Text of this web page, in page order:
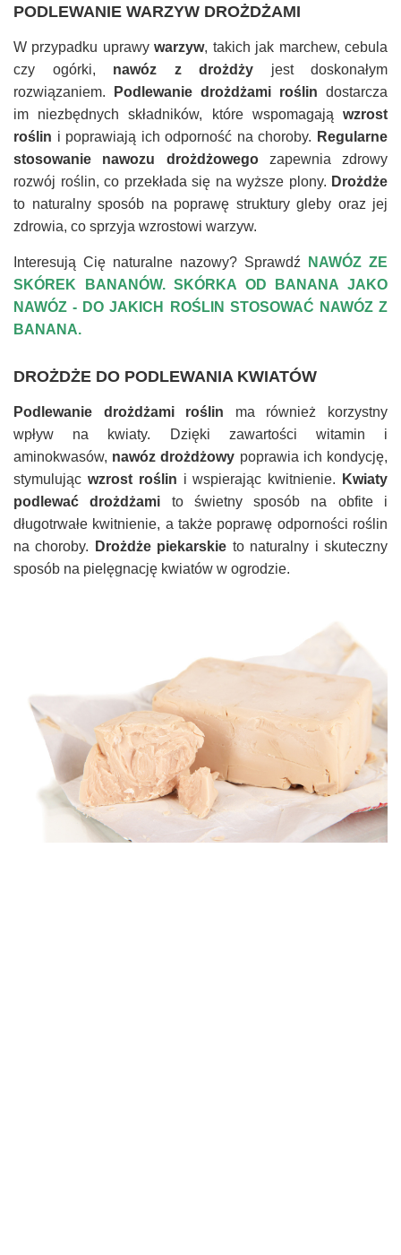
PODLEWANIE WARZYW DROŻDŻAMI
W przypadku uprawywarzyw, takich jak marchew, cebula
czy ogórki, nawóz z drożdży jest doskonałym
rozwiązaniem.
Podlewanie drożdżami roślin dostarcza
im niezbędnych składników, które wspomagają wzrost
roślin i poprawiają ich odporność na choroby. Regularne
stosowanie nawozu drożdżowegozapewnia zdrowy
rozwój roślin, co przekłada się na wyższe plony. Drożdże
to naturalny sposób na poprawę struktury gleby oraz jej
zdrowia, co sprzyja wzrostowi warzyw.
Interesują Cię naturalne nazowy? Sprawdź
NAWÓZ ZE
SKÓREK BANANÓW. SKÓRKA OD BANANA JAKO
NAWÓZ - DO JAKICH ROŚLIN STOSOWAĆ NAWÓZ Z
BANANA.
DROŻDŻE DO PODLEWANIA KWIATÓW
Podlewanie drożdżami roślin ma również korzystny
wpływ na kwiaty. Dzięki zawartości witamin i
aminokwasów, nawóz drożdżowy poprawia ich kondycję,
stymulując wzrost roślin i wspierając kwitnienie.
Kwiaty
podlewać drożdżami to świetny sposób na obfite i
długotrwałe kwitnienie, a także poprawę odporności roślin
na choroby.
Drożdże piekarskie to naturalny i skuteczny
sposób na pielęgnację kwiatów w ogrodzie.